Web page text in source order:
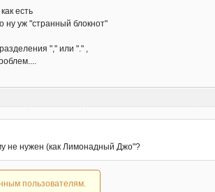
есть
ну уж "странный блокнот"
"," или "." ,
не нужен (как Лимонадный Джо"?
пользователям.